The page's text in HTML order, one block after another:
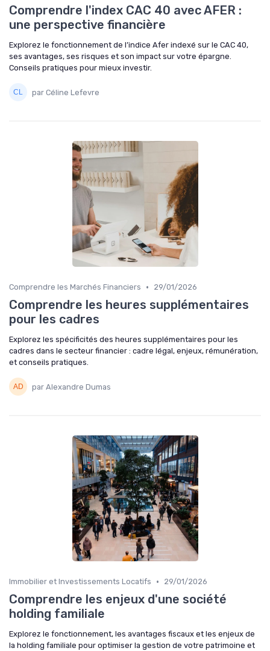
Comprendre l'index CAC 40 avec AFER :
une perspective financière
Explorez le fonctionnement de l’indice Afer indexé sur le CAC 40,
ses avantages, ses risques et son impact sur votre épargne.
Conseils pratiques pour mieux investir.
par Céline Lefevre
Comprendre les Marchés Financiers • 29/01/2026
Comprendre les heures supplémentaires
pour les cadres
Explorez les spécificités des heures supplémentaires pour les
cadres dans le secteur financier : cadre légal, enjeux, rémunération,
et conseils pratiques.
par Alexandre Dumas
Immobilier et Investissements Locatifs • 29/01/2026
Comprendre les enjeux d'une société
holding familiale
Explorez le fonctionnement, les avantages fiscaux et les enjeux de
la holding familiale pour optimiser la gestion de votre patrimoine et